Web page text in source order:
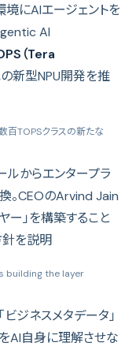
境にAIエージェントを
AI
（Tera
の新型NPU開発を推
百TOPSクラスの新たな
ルからエンタープラ
。CEOのArvind Jain
ー」を構築すること
針を説明
building the layer
ジネスメタデータ」
AI自身に理解させな